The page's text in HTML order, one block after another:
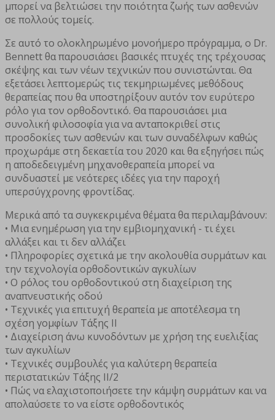
μπορεί να βελτιώσει την ποιότητα ζωής των ασθενών
σε πολλούς τομείς.
Σε αυτό το ολοκληρωμένο μονοήμερο πρόγραμμα, ο Dr.
Bennett θα παρουσιάσει βασικές πτυχές της τρέχουσας
σκέψης και των νέων τεχνικών που συνιστώνται. Θα
εξετάσει λεπτομερώς τις τεκμηριωμένες μεθόδους
θεραπείας που θα υποστηρίξουν αυτόν τον ευρύτερο
ρόλο για τον ορθοδοντικό. Θα παρουσιάσει μια
συνολική φιλοσοφία για να ανταποκριθεί στις
προσδοκίες των ασθενών και των συναδέλφων καθώς
προχωράμε στη δεκαετία του 2020 και θα εξηγήσει πώς
η αποδεδειγμένη μηχανoθεραπεία μπορεί να
συνδυαστεί με νεότερες ιδέες για την παροχή
υπερσύγχρονης φροντίδας.
Μερικά από τα συγκεκριμένα θέματα θα περιλαμβάνουν:
• Μια ενημέρωση για την εμβιομηχανική - τι έχει
αλλάξει και τι δεν αλλάζει
• Πληροφορίες σχετικά με την ακολουθία συρμάτων και
την τεχνολογία ορθοδοντικών αγκυλίων
• Ο ρόλος του ορθοδοντικού στη διαχείριση της
αναπνευστικής οδού
• Τεχνικές για επιτυχή θεραπεία με αποτέλεσμα τη
σχέση γομφίων Τάξης ΙΙ
• Διαχείριση άνω κυνοδόντων με χρήση της ευελιξίας
των αγκυλίων
• Τεχνικές συμβουλές για καλύτερη θεραπεία
περιστατικών Τάξης ΙΙ/2
• Πώς να ελαχιστοποιήσετε την κάμψη συρμάτων και να
απολαύσετε το να είστε ορθοδοντικός